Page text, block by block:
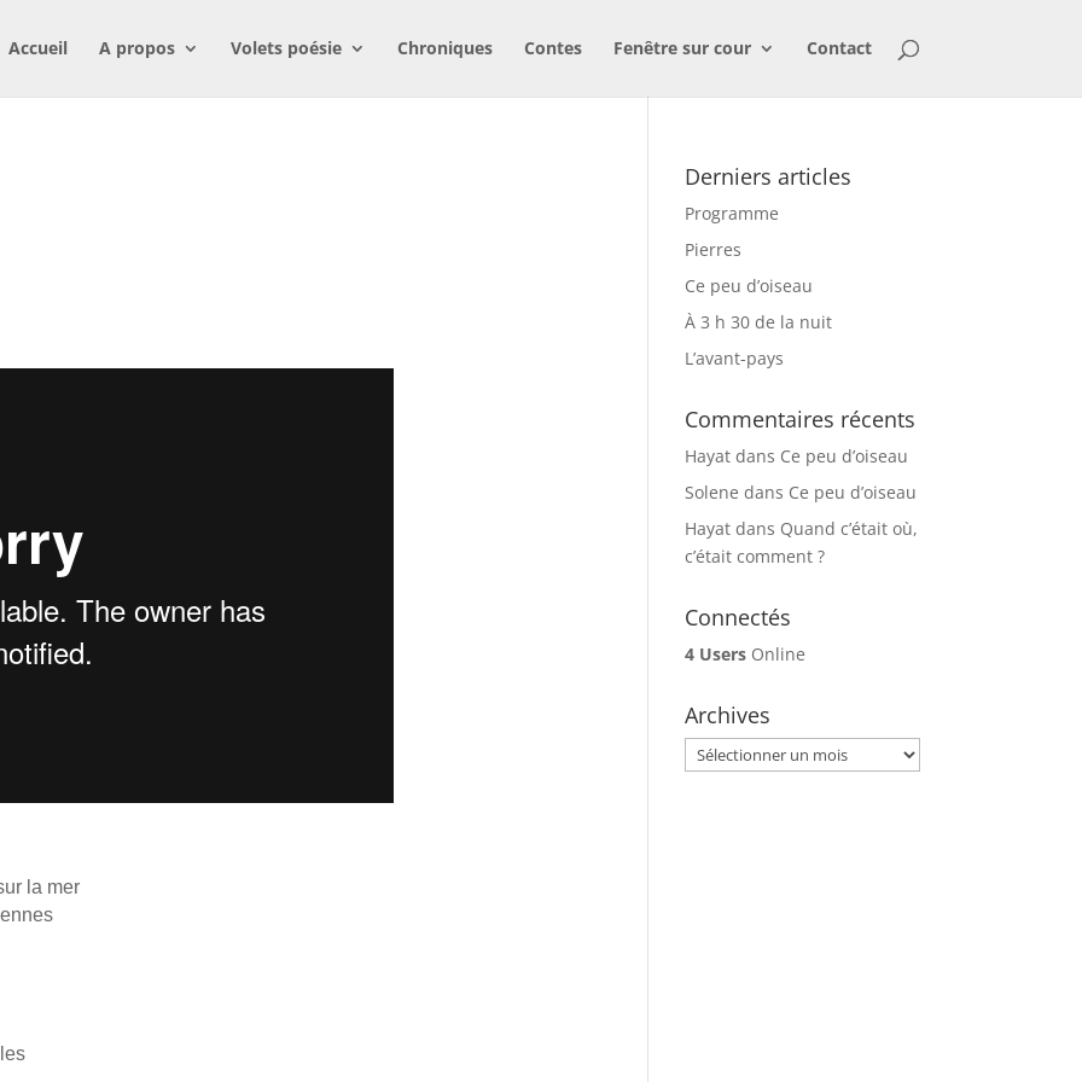
Accueil A propos Volets poésie Chroniques Contes Fenêtre sur cour Contact
la mer
Derniers articles
Programme
Pierres
Ce peu d’oiseau
À 3 h 30 de la nuit
L’avant-pays
Commentaires récents
Hayat dans Ce peu d’oiseau
Solene dans Ce peu d’oiseau
Hayat dans Quand c’était où,
c’était comment ?
Connectés
4 Users Online
Archives
Archives